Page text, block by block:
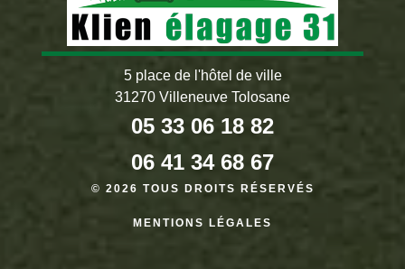
5 place de l'hôtel de ville
31270 Villeneuve Tolosane
05 33 06 18 82
06 41 34 68 67
© 2026 TOUS DROITS RÉSERVÉS
MENTIONS LÉGALES